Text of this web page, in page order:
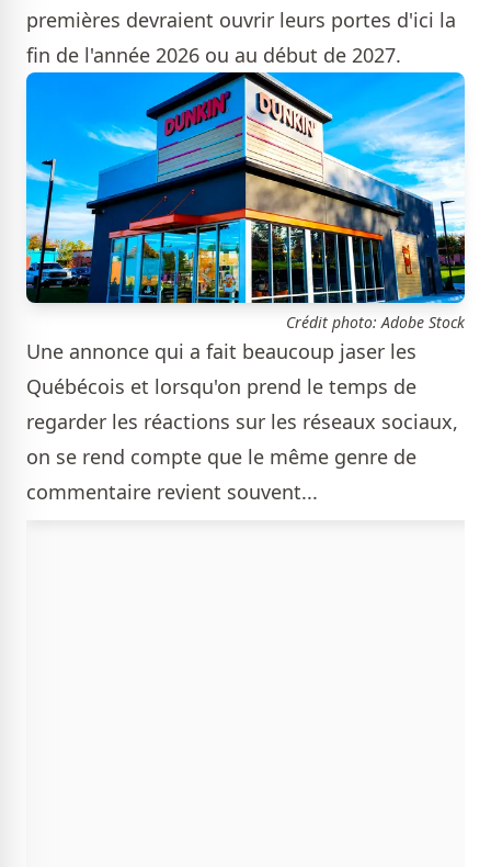
premières devraient ouvrir leurs portes d'ici la
fin de l'année 2026 ou au début de 2027.
Crédit photo: Adobe Stock
Une annonce qui a fait beaucoup jaser les
Québécois et lorsqu'on prend le temps de
regarder les réactions sur les réseaux sociaux,
on se rend compte que le même genre de
commentaire revient souvent...